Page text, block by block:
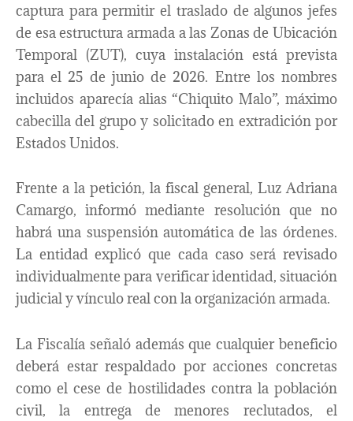
captura para permitir el traslado de algunos jefes
de esa estructura armada a las Zonas de Ubicación
Temporal (ZUT), cuya instalación está prevista
para el 25 de junio de 2026. Entre los nombres
incluidos aparecía alias “Chiquito Malo”, máximo
cabecilla del grupo y solicitado en extradición por
Estados Unidos.
Frente a la petición, la fiscal general, Luz Adriana
Camargo, informó mediante resolución que no
habrá una suspensión automática de las órdenes.
La entidad explicó que cada caso será revisado
individualmente para verificar identidad, situación
judicial y vínculo real con la organización armada.
La Fiscalía señaló además que cualquier beneficio
deberá estar respaldado por acciones concretas
como el cese de hostilidades contra la población
civil, la entrega de menores reclutados, el